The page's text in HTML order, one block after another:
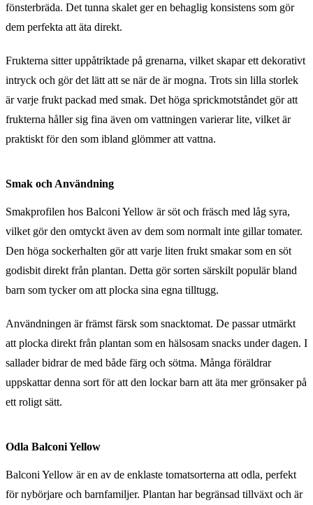
fönsterbräda. Det tunna skalet ger en behaglig konsistens som gör
dem perfekta att äta direkt.
Frukterna sitter uppåtriktade på grenarna, vilket skapar ett dekorativt
intryck och gör det lätt att se när de är mogna. Trots sin lilla storlek
är varje frukt packad med smak. Det höga sprickmotståndet gör att
frukterna håller sig fina även om vattningen varierar lite, vilket är
praktiskt för den som ibland glömmer att vattna.
Smak och Användning
Smakprofilen hos Balconi Yellow är söt och fräsch med låg syra,
vilket gör den omtyckt även av dem som normalt inte gillar tomater.
Den höga sockerhalten gör att varje liten frukt smakar som en söt
godisbit direkt från plantan. Detta gör sorten särskilt populär bland
barn som tycker om att plocka sina egna tilltugg.
Användningen är främst färsk som snacktomat. De passar utmärkt
att plocka direkt från plantan som en hälsosam snacks under dagen. I
sallader bidrar de med både färg och sötma. Många föräldrar
uppskattar denna sort för att den lockar barn att äta mer grönsaker på
ett roligt sätt.
Odla Balconi Yellow
Balconi Yellow är en av de enklaste tomatsorterna att odla, perfekt
för nybörjare och barnfamiljer. Plantan har begränsad tillväxt och är